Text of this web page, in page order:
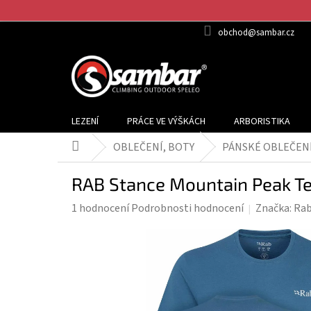
na
obchod@sambar.cz
LEZENÍ PRÁCE VE VÝŠKÁCH ARBORISTIKA
Domů OBLEČENÍ, BOTY PÁNSKÉ
RAB Stance Mountain Peak
Průměrné
1 hodnoceníPodrobnosti hodnocení Značka: Rab